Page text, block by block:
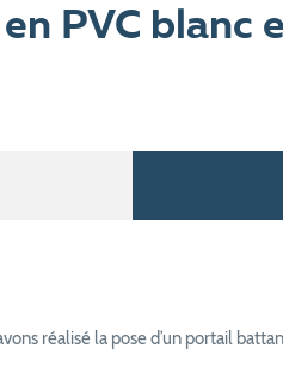
PVC
réalisé la pose d’un portail